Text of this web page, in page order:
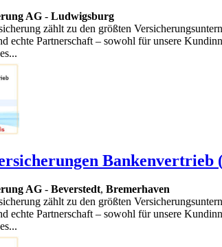
AG - Ludwigsburg
zählt zu den größten
echte Partnerschaft – sowohl für unsere
Bankenvertrieb
AG - Beverstedt, Bremerhaven
zählt zu den größten
echte Partnerschaft – sowohl für unsere